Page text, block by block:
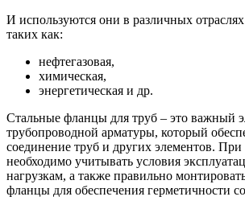
И используются они в различных
таких как:
нефтегазовая,
химическая,
энергетическая и др.
Стальные фланцы для труб – это важный
трубопроводной арматуры, который
соединение труб и других элементов.
необходимо учитывать условия
нагрузкам, а также правильно
фланцы для обеспечения герметичности